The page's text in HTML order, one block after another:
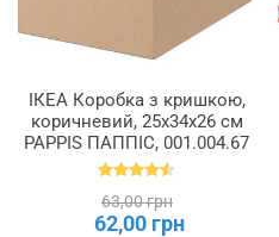
ІКЕА Коробка з кришкою,
коричневий, 25x34x26 см
PAPPIS ПАППІС, 001.004.67
63,00 грн
62,00 грн